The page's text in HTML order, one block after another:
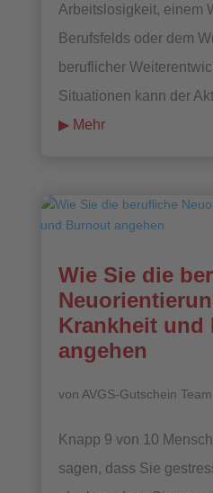
Arbeitslosigkeit, einem
Berufsfelds oder dem
beruflicher
Situationen kann der
mehr lesen
Wie Sie die
Krankheit und
angehen
von AVGS-Gutschein Team
Knapp 9 von 10
sagen, dass Sie